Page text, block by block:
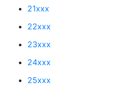
21xxx
22xxx
23xxx
24xxx
25xxx